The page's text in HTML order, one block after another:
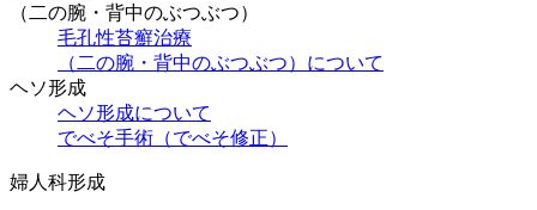
（⼆の腕・背中のぶつぶつ）
⽑孔性苔癬治療
（⼆の腕・背中のぶつぶつ）について
ヘソ形成
ヘソ形成について
でべそ手術（でべそ修正）
婦人科形成